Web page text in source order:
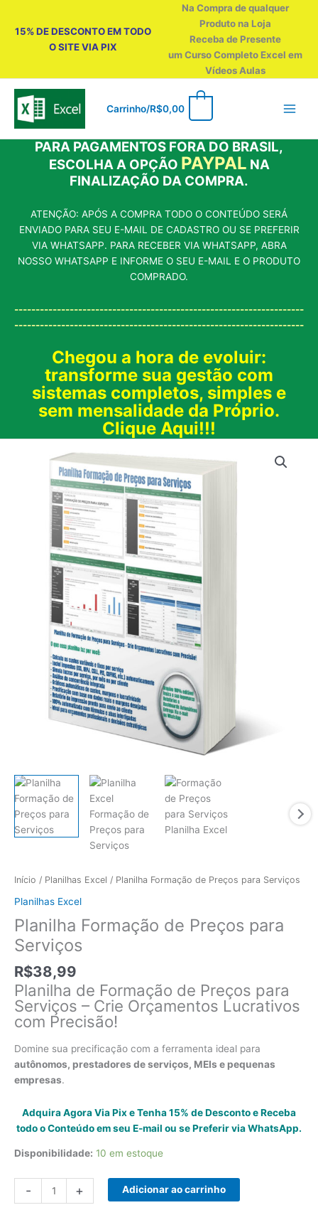
15% DE DESCONTO EM TODO
O SITE VIA PIX
Na Compra de qualquer
Produto na Loja
Receba de Presente
um Curso Completo Excel em
Vídeos Aulas
Carrinho/R$0,00
PARA PAGAMENTOS FORA DO BRASIL,
ESCOLHA A OPÇÃO PAYPAL NA
FINALIZAÇÃO DA COMPRA.
ATENÇÃO: APÓS A COMPRA TODO O CONTEÚDO SERÁ
ENVIADO PARA SEU E-MAIL DE CADASTRO OU SE PREFERIR
VIA WHATSAPP. PARA RECEBER VIA WHATSAPP, ABRA
NOSSO WHATSAPP E INFORME O SEU E-MAIL E O PRODUTO
COMPRADO.
--------------------------------------------------------------------
--------------------------------------------------------------------
Chegou a hora de evoluir:
transforme sua gestão com
sistemas completos, simples e
sem mensalidade da Próprio.
Clique Aqui!!!
Início / Planilhas Excel / Planilha Formação de Preços para Serviços
Planilhas Excel
Planilha Formação de Preços para
Serviços
R$38,99
Planilha de Formação de Preços para
Serviços – Crie Orçamentos Lucrativos
com Precisão!
Domine sua precificação com a ferramenta ideal para
autônomos, prestadores de serviços, MEIs e pequenas
empresas.
Adquira Agora Via Pix e Tenha 15% de Desconto e Receba
todo o Conteúdo em seu E-mail ou se Preferir via WhatsApp.
Disponibilidade: 10 em estoque
-
Formação
+ Adicionar ao carrinho